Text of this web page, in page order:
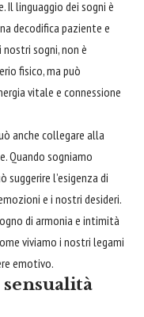
Il linguaggio dei sogni è
decodifica paziente e
sogni, non è
fisico, ma può
vitale e connessione
anche collegare alla
Quando sogniamo
l’esigenza di
e i nostri desideri.
di armonia e intimità
viviamo i nostri legami
emotivo.